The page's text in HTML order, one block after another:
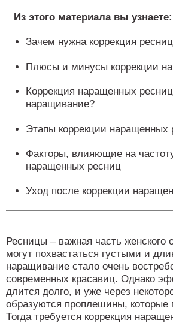
Из этого материала вы узнаете:
Зачем нужна коррекция ресниц
Плюсы и минусы коррекции
Коррекция наращенных
наращивание?
Этапы коррекции наращенных
Факторы, влияющие на
наращенных ресниц
Уход после коррекции
Ресницы – важная часть женского
могут похвастаться густыми и
наращивание стало очень
современных красавиц. Однако
длится долго, и уже через
образуются проплешины, которые
Тогда требуется коррекция